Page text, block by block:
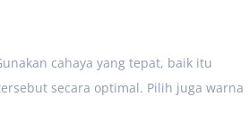
cahaya yang tepat, baik itu
secara optimal. Pilih juga warna